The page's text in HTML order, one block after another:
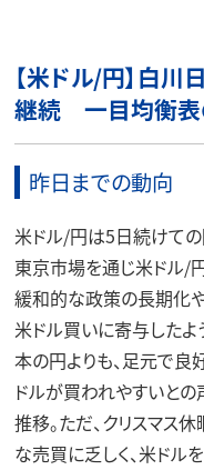
【米ドル/円】白
継続 一目均衡表
昨日までの動向
米ドル/円は5日続けての
東京市場を通じ米ドル/
緩和的な政策の長期化
米ドル買いに寄与したよ
本の円よりも、足元で
ドルが買われやすいと
推移。ただ、クリスマス
な売買に乏しく、米ドル